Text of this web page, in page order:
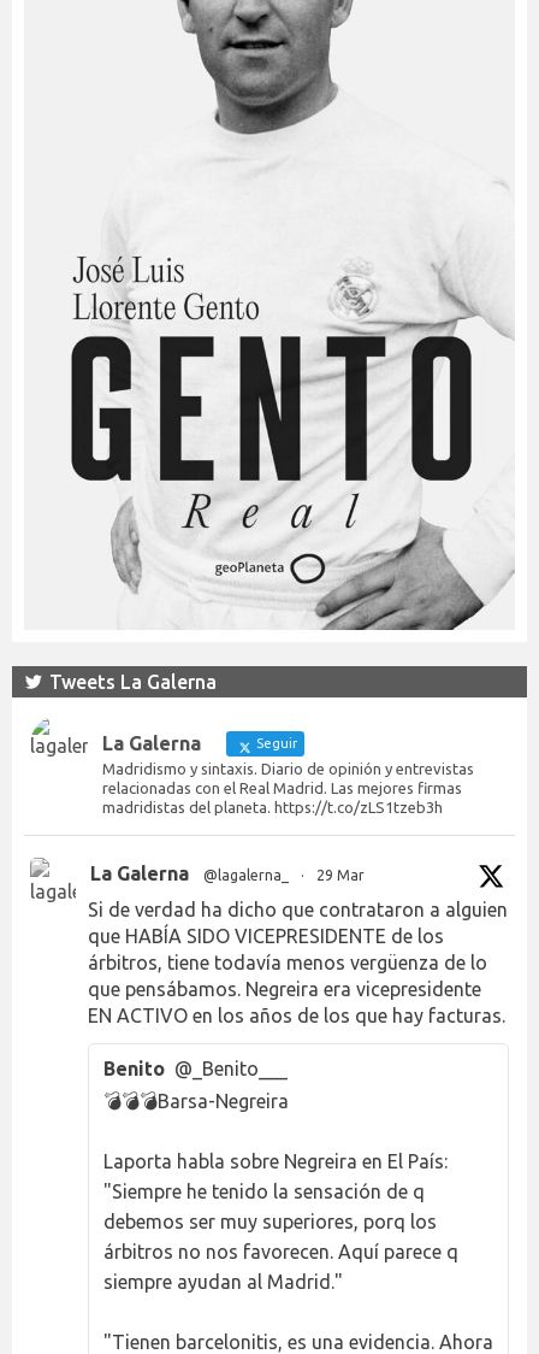
Tweets La Galerna
La Galerna Seguir
Madridismo y sintaxis. Diario de opinión y entrevistas
relacionadas con el Real Madrid. Las mejores firmas
madridistas del planeta. https://t.co/zLS1tzeb3h
La Galerna @lagalerna_ · 29 Mar
Si de verdad ha dicho que contrataron a alguien
que HABÍA SIDO VICEPRESIDENTE de los
árbitros, tiene todavía menos vergüenza de lo
que pensábamos. Negreira era vicepresidente
EN ACTIVO en los años de los que hay facturas.
Benito @_Benito___
💣💣💣Barsa-Negreira
Laporta habla sobre Negreira en El País:
"Siempre he tenido la sensación de q
debemos ser muy superiores, porq los
árbitros no nos favorecen. Aquí parece q
siempre ayudan al Madrid."
"Tienen barcelonitis, es una evidencia. Ahora